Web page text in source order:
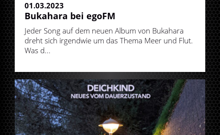
01.03.2023
Bukahara bei egoFM
Jeder Song auf dem neuen Album von Bukahara
dreht sich irgendwie um das Thema Meer und Flut.
Was d...